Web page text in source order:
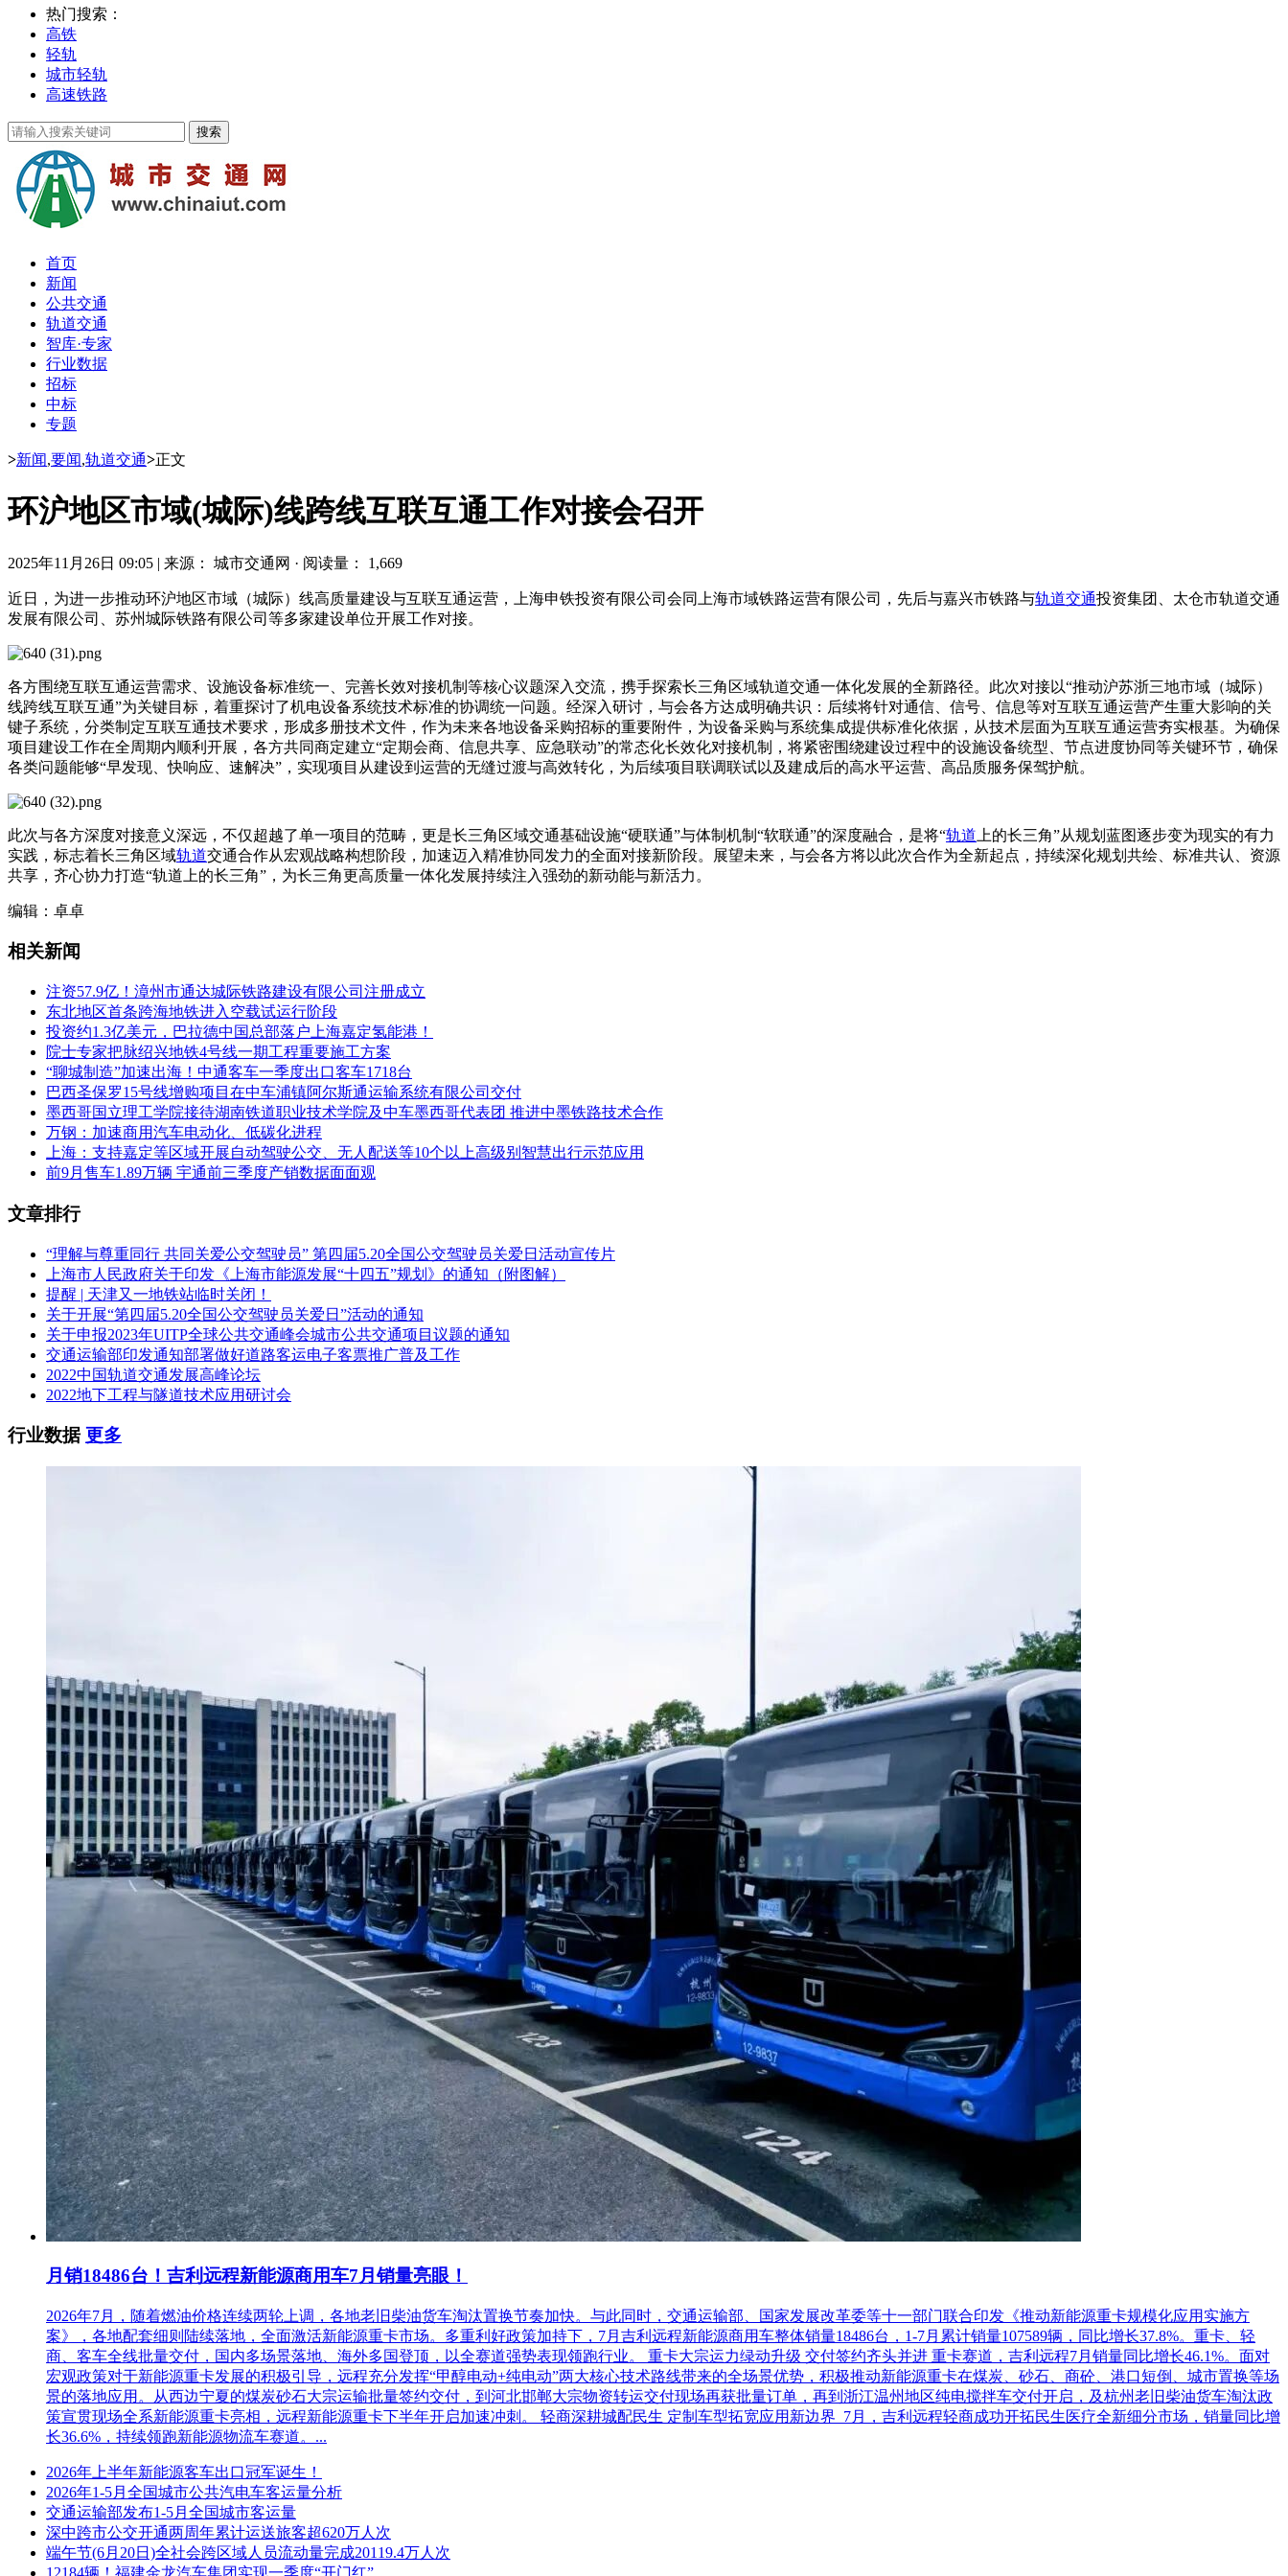
热门搜索：
高铁
轻轨
城市轻轨
高速铁路
首页
新闻
公共交通
轨道交通
智库·专家
行业数据
招标
中标
专题
>新闻,要闻,轨道交通>正文
环沪地区市域(城际)线跨线互联互通工作对接会召开
2025年11月26日 09:05 | 来源： 城市交通网 · 阅读量： 1,669
近日，为进一步推动环沪地区市域（城际）线高质量建设与互联互通运营，上海申铁投资有限公司会同上海市域铁路运营有限公司，先后与嘉兴市铁路与轨道交通投资集团、太仓市轨道交通
发展有限公司、苏州城际铁路有限公司等多家建设单位开展工作对接。
各方围绕互联互通运营需求、设施设备标准统一、完善长效对接机制等核心议题深入交流，携手探索长三角区域轨道交通一体化发展的全新路径。此次对接以“推动沪苏浙三地市域（城际）
线跨线互联互通”为关键目标，着重探讨了机电设备系统技术标准的协调统一问题。经深入研讨，与会各方达成明确共识：后续将针对通信、信号、信息等对互联互通运营产生重大影响的关
键子系统，分类制定互联互通技术要求，形成多册技术文件，作为未来各地设备采购招标的重要附件，为设备采购与系统集成提供标准化依据，从技术层面为互联互通运营夯实根基。为确保
项目建设工作在全周期内顺利开展，各方共同商定建立“定期会商、信息共享、应急联动”的常态化长效化对接机制，将紧密围绕建设过程中的设施设备统型、节点进度协同等关键环节，确保
各类问题能够“早发现、快响应、速解决”，实现项目从建设到运营的无缝过渡与高效转化，为后续项目联调联试以及建成后的高水平运营、高品质服务保驾护航。
此次与各方深度对接意义深远，不仅超越了单一项目的范畴，更是长三角区域交通基础设施“硬联通”与体制机制“软联通”的深度融合，是将“轨道 上的长三角”从规划蓝图逐步变为现实的有力
实践，标志着长三角区域轨道交通合作从宏观战略构想阶段，加速迈入精准协同发力的全面对接新阶段。展望未来，与会各方将以此次合作为全新起点，持续深化规划共绘、标准共认、资源
共享，齐心协力打造“轨道上的长三角”，为长三角更高质量一体化发展持续注入强劲的新动能与新活力。
编辑：卓卓
相关新闻
注资57.9亿！漳州市通达城际铁路建设有限公司注册成立
东北地区首条跨海地铁进入空载试运行阶段
投资约1.3亿美元，巴拉德中国总部落户上海嘉定氢能港！
院士专家把脉绍兴地铁4号线一期工程重要施工方案
“聊城制造”加速出海！中通客车一季度出口客车1718台
巴西圣保罗15号线增购项目在中车浦镇阿尔斯通运输系统有限公司交付
墨西哥国立理工学院接待湖南铁道职业技术学院及中车墨西哥代表团 推进中墨铁路技术合作
万钢：加速商用汽车电动化、低碳化进程
上海：支持嘉定等区域开展自动驾驶公交、无人配送等10个以上高级别智慧出行示范应用
前9月售车1.89万辆 宇通前三季度产销数据面面观
文章排行
“理解与尊重同行 共同关爱公交驾驶员” 第四届5.20全国公交驾驶员关爱日活动宣传片
上海市人民政府关于印发《上海市能源发展“十四五”规划》的通知（附图解）
提醒 | 天津又一地铁站临时关闭！
关于开展“第四届5.20全国公交驾驶员关爱日”活动的通知
关于申报2023年UITP全球公共交通峰会城市公共交通项目议题的通知
交通运输部印发通知部署做好道路客运电子客票推广普及工作
2022中国轨道交通发展高峰论坛
2022地下工程与隧道技术应用研讨会
行业数据更多
月销18486台！吉利远程新能源商用车7月销量亮眼！
2026年7月，随着燃油价格连续两轮上调，各地老旧柴油货车淘汰置换节奏加快。与此同时，交通运输部、国家发展改革委等十一部门联合印发《推动新能源重卡规模化应用实施方
案》，各地配套细则陆续落地，全面激活新能源重卡市场。多重利好政策加持下，7月吉利远程新能源商用车整体销量18486台，1-7月累计销量107589辆，同比增长37.8%。重卡、轻
商、客车全线批量交付，国内多场景落地、海外多国登顶，以全赛道强势表现领跑行业。 重卡大宗运力绿动升级 交付签约齐头并进 重卡赛道，吉利远程7月销量同比增长46.1%。面对
宏观政策对于新能源重卡发展的积极引导，远程充分发挥“甲醇电动+纯电动”两大核心技术路线带来的全场景优势，积极推动新能源重卡在煤炭、砂石、商砼、港口短倒、城市置换等场
景的落地应用。从西边宁夏的煤炭砂石大宗运输批量签约交付，到河北邯郸大宗物资转运交付现场再获批量订单，再到浙江温州地区纯电搅拌车交付开启，及杭州老旧柴油货车淘汰政
策宣贯现场全系新能源重卡亮相，远程新能源重卡下半年开启加速冲刺。 轻商深耕城配民生 定制车型拓宽应用新边界 7月，吉利远程轻商成功开拓民生医疗全新细分市场，销量同比增
长36.6%，持续领跑新能源物流车赛道。...
2026年上半年新能源客车出口冠军诞生！
2026年1-5月全国城市公共汽电车客运量分析
交通运输部发布1-5月全国城市客运量
深中跨市公交开通两周年累计运送旅客超620万人次
端午节(6月20日)全社会跨区域人员流动量完成20119.4万人次
12184辆！福建金龙汽车集团实现一季度“开门红”